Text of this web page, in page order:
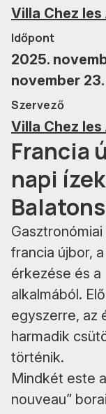
Villa Chez les
Időpont
2025.
november 23.
Szervező
Villa Chez les
Francia
napi
francia újbor, a
érkezése és
alkalmából.
egyszerre, az
harmadik
történik.
Mindkét este
nouveau”